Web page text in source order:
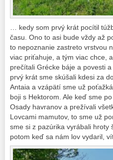
… kedy som prvý krát pocítil
času. Ono to asi bude vždy až
to nepoznanie zastreto vrstvou
viac priťahuje, a tým viac chce,
prečítali Grécke báje a povesti
prvý krát sme skúšali kdesi za
Antaia a vzápätí sme už
boji s Hektorom. Ale keď sme
Osady havranov a prežívali
Lovcami mamutov, to sme už
sme si z pazúrika vyrábali hroty
potom keď sa nám lov vydaril,